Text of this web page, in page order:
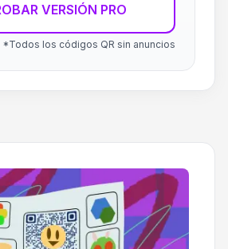
VERSIÓN PRO
*Todos los códigos QR sin anuncios